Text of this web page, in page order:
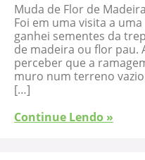
Muda de Flor de
Foi em uma visita a
ganhei sementes da
de madeira ou flor pau.
perceber que a
muro num terreno
[…]
Continue Lendo »